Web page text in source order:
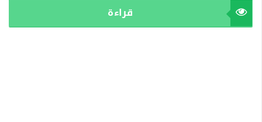
قراءة